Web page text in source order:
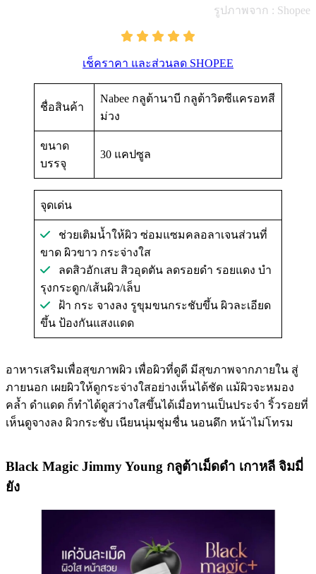
รูปภาพจาก : Shopee
เช็คราคา และส่วนลด SHOPEE
ชื่อสินค้า
Nabee กลูต้านาบี กลูต้าวิตซีแครอทสี
ม่วง
ขนาด
บรรจุ
30 แคปซูล
จุดเด่น
ช่วยเติมน้ำให้ผิว ซ่อม​แซมคลอลาเจน​ส่วนที่
ขาด ผิวขาว​ กระจ่าง​ใส
ลดสิวอักเสบ​ สิว​อุดตัน ลดรอยดำ​ รอยแดง บำ​
รุง​กระดูก​/เส้นผิว/เล็บ
ฝ้า​ กระ​ จางลง รูขุมขน​กระชับ​ขึ้น​ ผิวละเอียด​
ขึ้น ป้องกัน​แสงเเดด
อาหารเสริมเพื่อสุขภาพผิว เพื่อผิวที่ดูดี มีสุขภาพจากภายใน สู่
ภายนอก เผยผิวให้ดูกระจ่างใสอย่างเห็นได้ชัด แม้ผิวจะหมอง
คล้ำ ดำแดด ก็ทำได้ดูสว่างใสขึ้นได้เมื่อทานเป็นประจำ ริ้วรอยที่
เห็นดูจางลง ผิวกระชับ เนียนนุ่มชุ่มชื่น นอนดึก หน้าไม่โทรม
Black Magic Jimmy Young กลูต้าเม็ดดำ เกาหลี จิมมี่
ยัง